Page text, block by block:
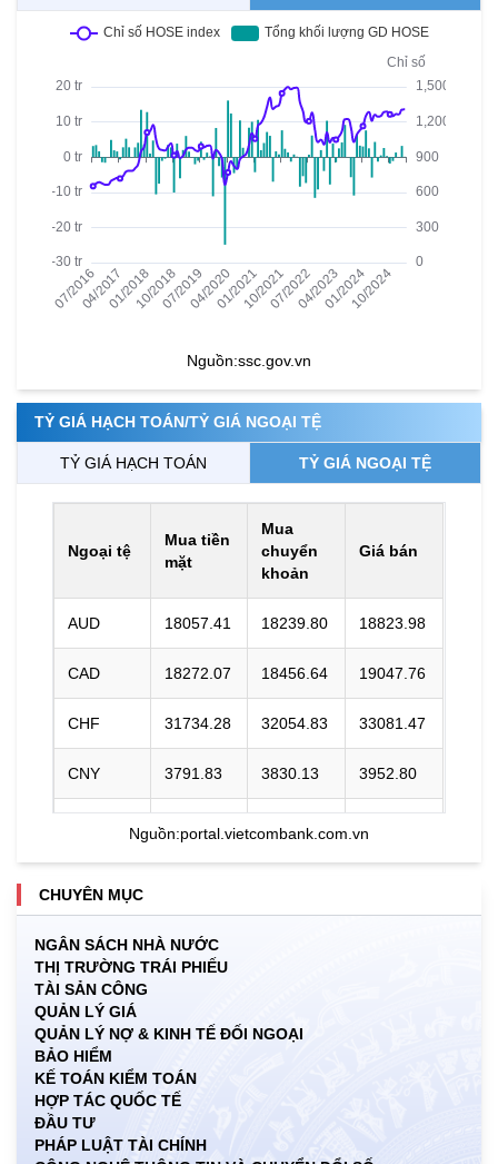
Nguồn:ssc.gov.vn
TỶ GIÁ HẠCH TOÁN/TỶ GIÁ NGOẠI TỆ
TỶ GIÁ HẠCH TOÁN TỶ GIÁ NGOẠI TỆ
Ngoại tệ
Mua tiền
mặt
Mua
chuyển
khoản
Giá bán
AUD 18057.41 18239.80 18823.98
CAD 18272.07 18456.64 19047.76
CHF 31734.28 32054.83 33081.47
CNY 3791.83 3830.13 3952.80
HKD 3253.47
JPY 160.73
KRW
Nguồn:portal.vietcombank.com.vn
CHUYÊN MỤC
NGÂN SÁCH NHÀ NƯỚC
THỊ TRƯỜNG TRÁI PHIẾU
TÀI SẢN CÔNG
QUẢN LÝ GIÁ
QUẢN LÝ NỢ & KINH TẾ ĐỐI NGOẠI
BẢO HIỂM
KẾ TOÁN KIỂM TOÁN
HỢP TÁC QUỐC TẾ
ĐẦU TƯ
PHÁP LUẬT TÀI CHÍNH